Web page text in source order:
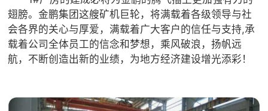
翅膀。金鹏集团这艘矿机巨轮，将满载着各级领导与社
会各界的关心与厚爱，满载着广大客户的信任与支持,承
载着公司全体员工的信念和梦想，乘风破浪，扬帆远
航，不断创造出新的业绩，为地方经济建设增光添彩！